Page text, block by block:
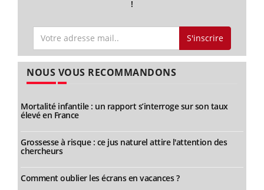
!
S'inscrire
NOUS VOUS RECOMMANDONS
Mortalité infantile : un rapport s’interroge sur son taux
élevé en France
Grossesse à risque : ce jus naturel attire l'attention des
chercheurs
Comment oublier les écrans en vacances ?